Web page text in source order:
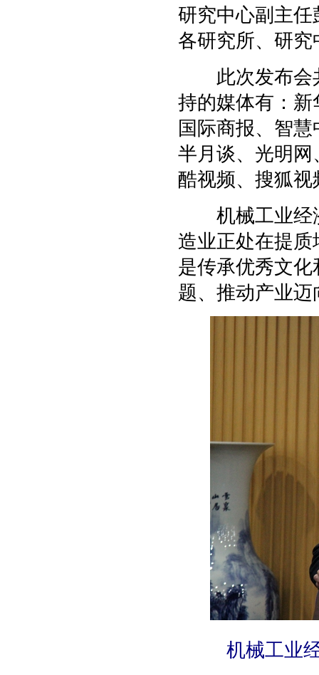
研究中心副主
各研究所、研
此次发布会共
持的媒体有：
国际商报、智
半月谈、光明
酷视频、搜狐
机械工业经济
造业正处在提
是传承优秀文
题、推动产业
机械工业